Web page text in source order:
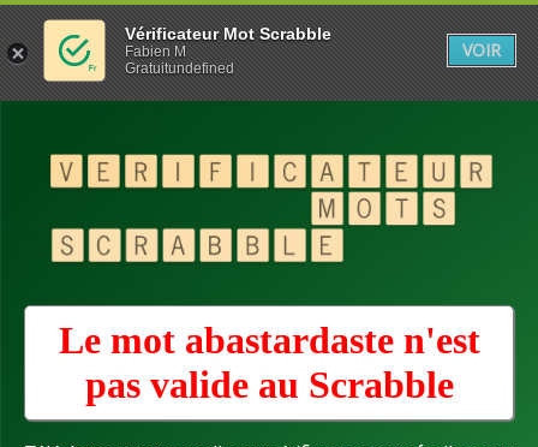
Le mot abastardaste n'est
pas valide au Scrabble
Vérificateur Mot Scrabble
Fabien M
Gratuitundefined
VOIR